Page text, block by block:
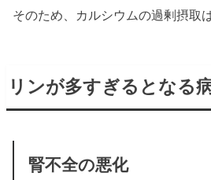
そのため、カルシウムの過剰摂取
リンが多すぎるとなる
腎不全の悪化